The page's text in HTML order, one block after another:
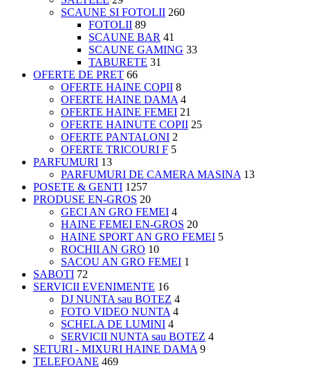
SCAUNE SI FOTOLII 260
FOTOLII 89
SCAUNE BAR 41
SCAUNE GAMING 33
TABURETE 31
OFERTE DE PRET 66
OFERTE HAINE COPII 8
OFERTE HAINE DAMA 4
OFERTE HAINE FEMEI 21
OFERTE HAINUTE COPII 25
OFERTE PANTALONI 2
OFERTE TRICOURI F 5
PARFUMURI 13
PARFUMURI DE CAMERA MASINA 13
POSETE & GENTI 1257
PRODUSE EN-GROS 20
GECI AN GRO FEMEI 4
HAINE FEMEI EN-GROS 20
HAINE SPORT AN GRO FEMEI 5
ROCHII AN GRO 10
SACOU AN GRO FEMEI 1
SABOTI 72
SERVICII EVENIMENTE 16
DJ NUNTA sau BOTEZ 4
FOTO VIDEO NUNTA 4
SCHELA DE LUMINI 4
SERVICII NUNTA sau BOTEZ 4
SETURI - MIXURI HAINE DAMA 9
TELEFOANE 469